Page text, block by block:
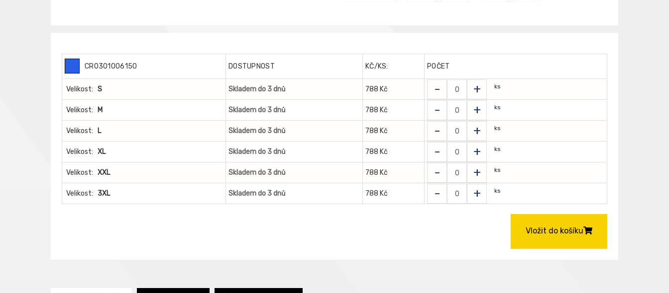
CR0301006150 DOSTUPNOST KČ/KS: POČET
Velikost: S Skladem do 3 dnů 788 Kč - + ks
Velikost: M Skladem do 3 dnů 788 Kč - + ks
Velikost: L Skladem do 3 dnů 788 Kč - + ks
Velikost: XL Skladem do 3 dnů 788 Kč - + ks
Velikost: XXL Skladem do 3 dnů 788 Kč - + ks
Velikost: 3XL Skladem do 3 dnů 788 Kč - + ks
Vložit do košíku